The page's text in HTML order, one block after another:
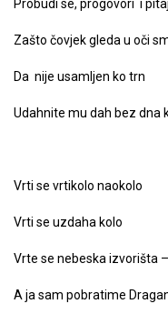
Probudi se, progovori i
Zašto čovjek gleda u oči
Da nije usamljen ko trn
Udahnite mu dah bez dna
Vrti se vrtikolo naokolo
Vrti se uzdaha kolo
Vrte se nebeska izvorišta –
A ja sam pobratime